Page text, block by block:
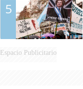
5
Espacio Publicitario